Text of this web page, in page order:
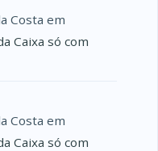
Costa em
Caixa só com
Costa em
Caixa só com